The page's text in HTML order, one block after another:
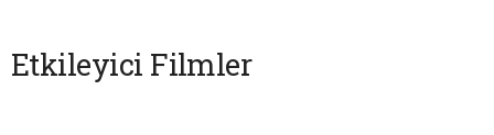
Etkileyici Filmler